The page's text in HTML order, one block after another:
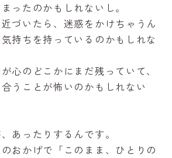
ったのかもしれないし。
づいたら、迷惑をかけちゃうん
持ちを持っているのかもしれな
心のどこかにまだ残っていて、
うことが怖いのかもしれない
あったりするんです。
おかげで「このまま、ひとりの